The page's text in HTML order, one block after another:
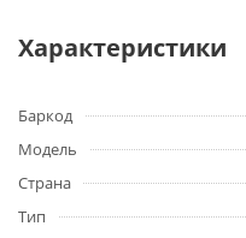
Характеристики
Баркод
Модель
Страна
Тип